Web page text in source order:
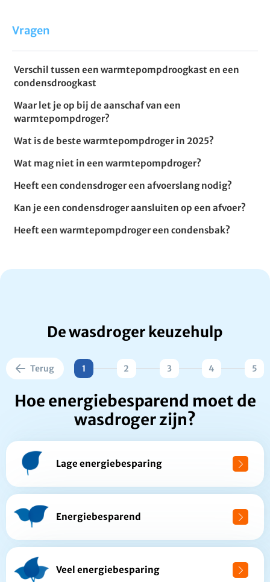
Vragen
Verschil tussen een warmtepompdroogkast en een
condensdroogkast
Waar let je op bij de aanschaf van een
warmtepompdroger?
Wat is de beste warmtepompdroger in 2025?
Wat mag niet in een warmtepompdroger?
Heeft een condensdroger een afvoerslang nodig?
Kan je een condensdroger aansluiten op een afvoer?
Heeft een warmtepompdroger een condensbak?
De wasdroger keuzehulp
Terug 1 2 3 4 5
Hoe energiebesparend moet de
wasdroger zijn?
Lage energiebesparing
Energiebesparend
Veel energiebesparing